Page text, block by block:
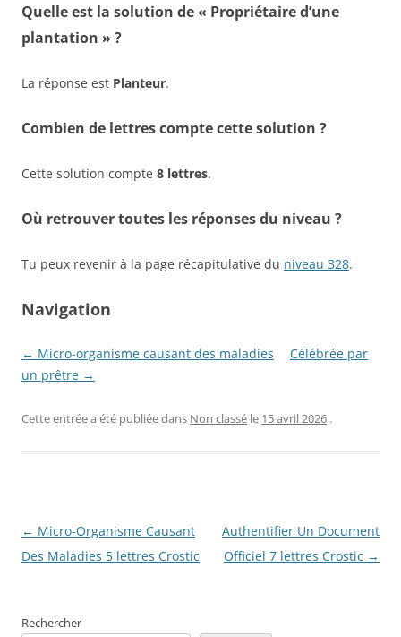
Quelle est la solution de « Propriétaire d’une
plantation » ?
La réponse est Planteur.
Combien de lettres compte cette solution ?
Cette solution compte 8 lettres.
Où retrouver toutes les réponses du niveau ?
Tu peux revenir à la page récapitulative du niveau 328.
Navigation
← Micro-organisme causant des maladies
Célébrée par
un prêtre →
Cette entrée a été publiée dans Non classé le 15 avril 2026 .
Navigation
des
← Micro-Organisme Causant
Des Maladies 5 lettres Crostic
Authentifier Un Document
Officiel 7 lettres Crostic →
Rechercher